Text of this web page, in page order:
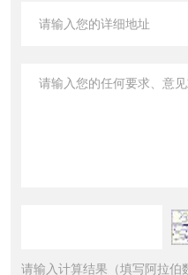
请输入计算结果（填写阿拉伯